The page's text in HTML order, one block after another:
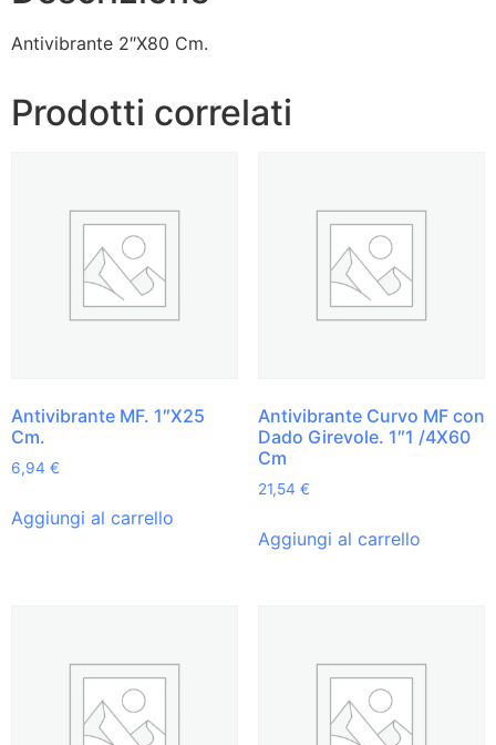
Antivibrante 2″X80 Cm.
Prodotti correlati
Antivibrante MF. 1″X25
Cm.
6,94 €
Aggiungi al carrello
Antivibrante Curvo MF con
Dado Girevole. 1″1 /4X60
Cm
21,54 €
Aggiungi al carrello